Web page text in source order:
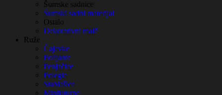
Šumske sadnice
Šumski sadni materijal
Ostalo
Dekorativni malč
Ruže
Čajevke
Polijante
Penjačice
Polegle
Stablašice
Minijaturne